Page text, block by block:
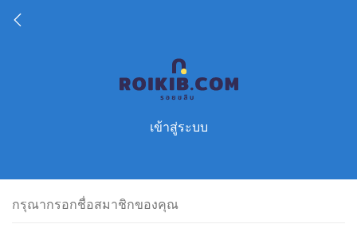
เข้าสู่ระบบ